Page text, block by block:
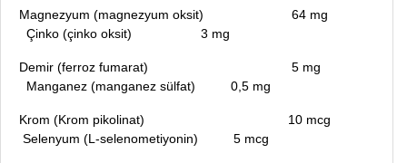
Magnezyum (magnezyum oksit)
64 mg
Çinko (çinko oksit)
3 mg
Demir (ferroz fumarat)
5 mg
Manganez (manganez sülfat)
0,5 mg
Krom (Krom pikolinat)
10 mcg
Selenyum (L-selenometiyonin)
5 mcg